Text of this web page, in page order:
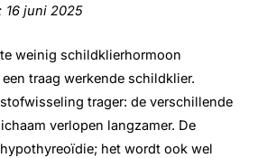
16 juni 2025
weinig schildklierhormoon
traag werkende schildklier.
trager: de verschillende
verlopen langzamer. De
het wordt ook wel
hypothyreoïdie